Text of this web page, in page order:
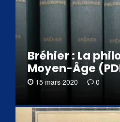
Bréhier : La
Moyen-Âge
15 mars 2020 0